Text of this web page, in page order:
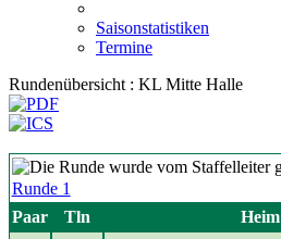
Saisonstatistiken
Termine
Rundenübersicht : KL Mitte Halle
Runde 1
Paar
Tln Heim